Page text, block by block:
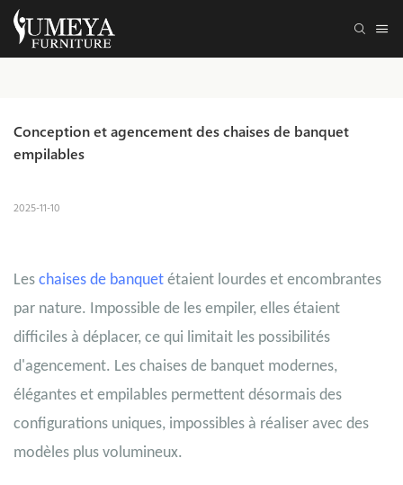
Conception et agencement des chaises de banquet
empilables
2025-11-10
Les chaises de banquet étaient lourdes et encombrantes
par nature. Impossible de les empiler, elles étaient
difficiles à déplacer, ce qui limitait les possibilités
d'agencement. Les chaises de banquet modernes,
élégantes et empilables permettent désormais des
configurations uniques, impossibles à réaliser avec des
modèles plus volumineux.